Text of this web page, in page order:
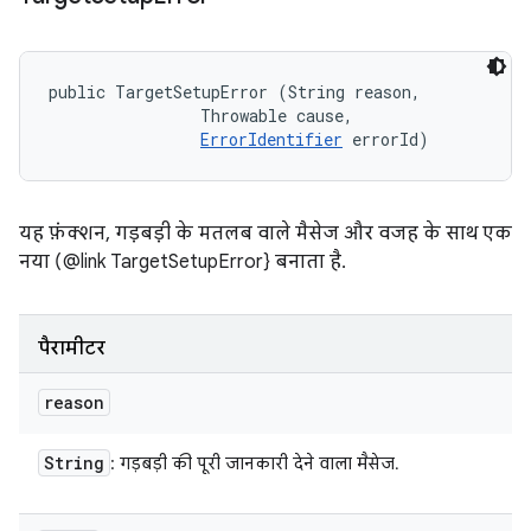
public TargetSetupError (String reason,
                Throwable cause,
ErrorIdentifier errorId)
यह फ़ंक्शन, गड़बड़ी के मतलब वाले मैसेज और वजह के साथ एक
नया (@link TargetSetupError} बनाता है.
पैरामीटर
reason
String : गड़बड़ी की पूरी जानकारी देने वाला मैसेज.